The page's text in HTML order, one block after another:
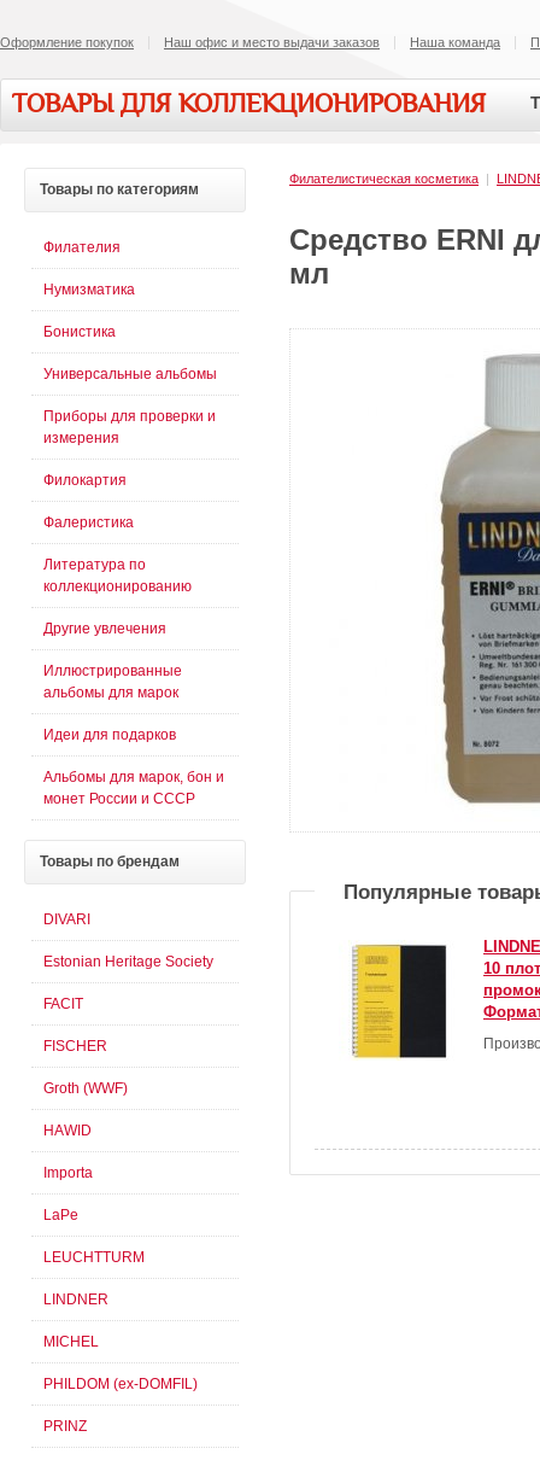
Оформление покупок Наш офис и место выдачи заказов Наша команда
ТОВАРЫ ДЛЯ КОЛЛЕКЦИОНИРОВАНИЯ
Филателистическая косметика |
Средство ERNI
мл
Популярные
10
Товары по категориям
Филателия
Нумизматика
Бонистика
Универсальные альбомы
Приборы для проверки и
измерения
Филокартия
Фалеристика
Литература по
коллекционированию
Другие увлечения
Иллюстрированные
альбомы для марок
Идеи для подарков
Альбомы для марок, бон и
монет России и СССР
Товары по брендам
DIVARI
Estonian Heritage Society
FACIT
FISCHER
Groth (WWF)
HAWID
Importa
LaPe
LEUCHTTURM
LINDNER
MICHEL
PHILDOM (ex-DOMFIL)
PRINZ